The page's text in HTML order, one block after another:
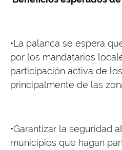
•La palanca se espera
por los mandatarios
participación activa de
principalmente de las
•Garantizar la seguridad
municipios que hagan